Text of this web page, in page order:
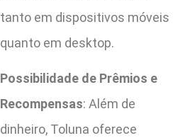
tanto em dispositivos móveis
quanto em desktop.
Possibilidade de Prêmios e
Recompensas: Além de
dinheiro, Toluna oferece